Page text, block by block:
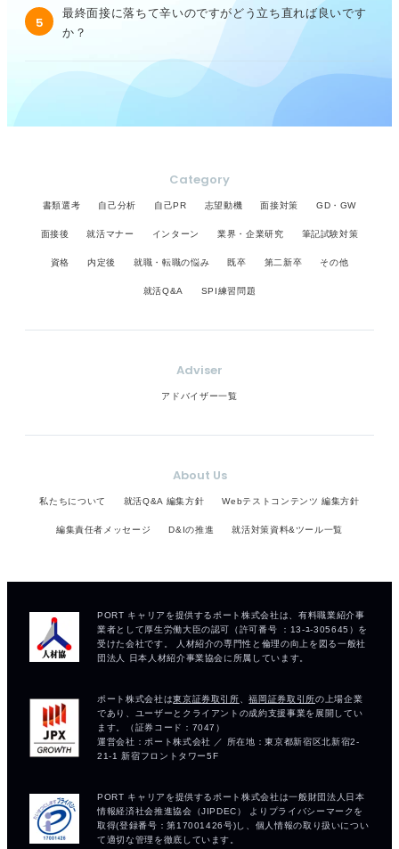
5
最終面接に落ちて辛いのですがどう立ち直れば良いです
か？
Category
書類選考 自己分析 自己PR 志望動機 面接対策 GD・GW
面接後 就活マナー インターン 業界・企業研究 筆記試験対策
資格 内定後 就職・転職の悩み 既卒 第二新卒 その他
就活Q&A SPI練習問題
Adviser
アドバイザー一覧
About Us
私たちについて 就活Q&A 編集方針 Webテストコンテンツ 編集方針
編集責任者メッセージ D&Iの推進 就活対策資料&ツール一覧